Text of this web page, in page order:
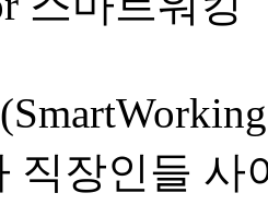
직장인들 사